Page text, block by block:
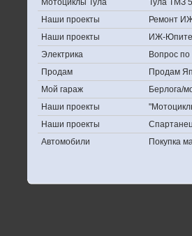
Мотоциклы Тула
Тула ТМЗ
Наши проекты
Ремонт
Наши проекты
ИЖ-
Электрика
Вопрос по
Продам
Продам
Мой гараж
Берлога/
Наши проекты
Наши проекты
Автомобили
Покупка